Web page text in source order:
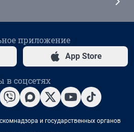
приложение
App Store
в соцсетях
и государственных органов